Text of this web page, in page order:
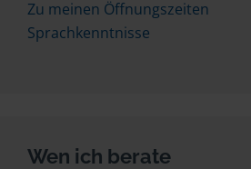
Zu meinen Öffnungszeiten
Sprachkenntnisse
Wen ich berate